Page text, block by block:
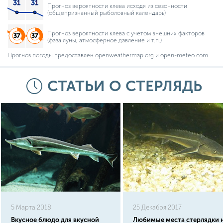
Прогноз вероятности клева исходя из сезонности
(общепризнанный рыболовный календарь)
Прогноз вероятности клева с учетом внешних факторов
(фаза луны, атмосферное давление и т.п.)
Прогноз погоды предоставлен openweathermap.org и open-meteo.com
СТАТЬИ О СТЕРЛЯДЬ
5 Марта 2018
Вкусное блюдо для вкусной
25 Декабря 2017
Любимые места стерлядки